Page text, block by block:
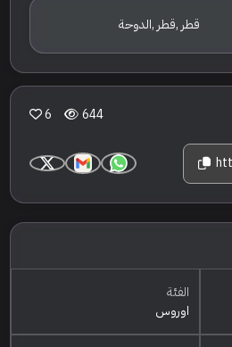
قطر ,قطر ,الدوحة
644
6
الفئة
اوروس